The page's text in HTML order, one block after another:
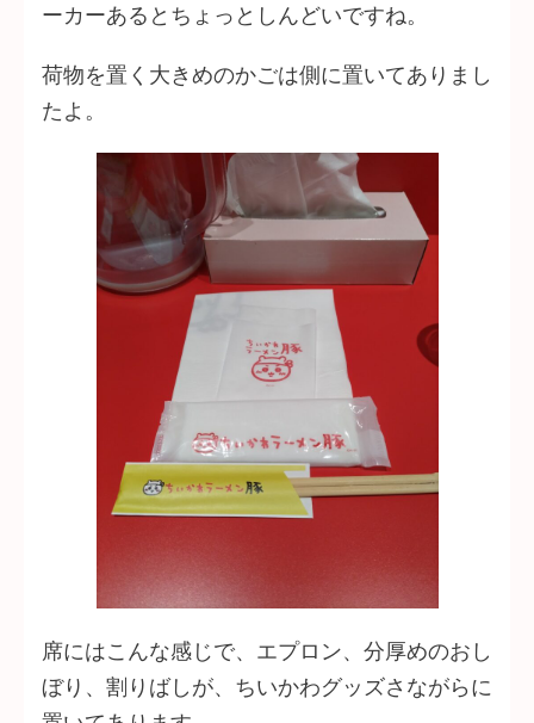
ーカーあるとちょっとしんどいですね。
荷物を置く大きめのかごは側に置いてありまし
たよ。
席にはこんな感じで、エプロン、分厚めのおし
ぼり、割りばしが、ちいかわグッズさながらに